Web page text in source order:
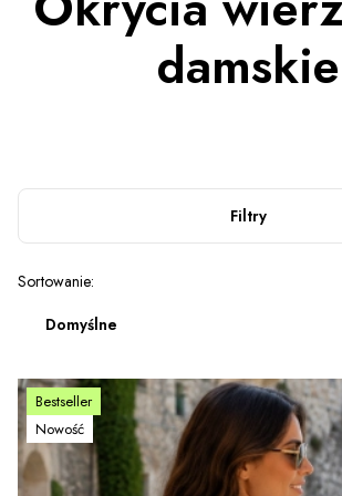
damskie
Filtry
Lista produktów
Sortowanie:
Domyślne
Bestseller
Nowość